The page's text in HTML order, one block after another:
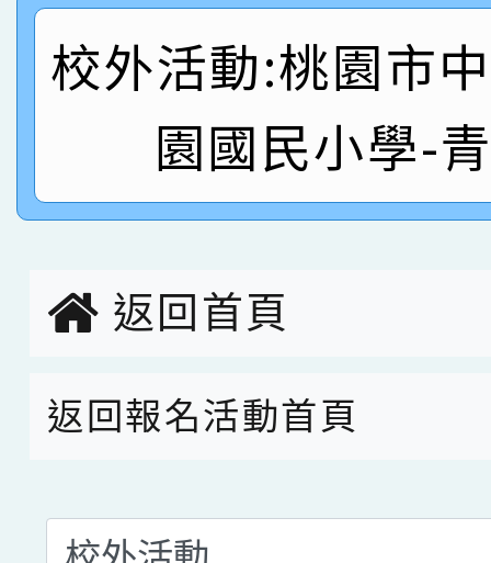
創客第三名。
名
倩參加桃園市科展 國
名 指導老師王老師、
賀！本校四年二班張O
園市英語競賽國小朗
指導老師林老師
賀！本校參加桃園市中
賽 劉文瑛教師榮獲教
賀！本校參與2026世
創客第三名。
校外活動:桃園市
園國民小學-
返回首頁
返回報名活動首頁